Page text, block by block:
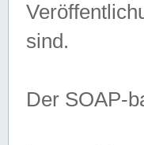
sind.
Der SOAP-